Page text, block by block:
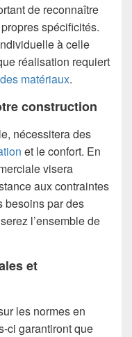
de reconnaître
spécificités.
à celle
réalisation requiert
des matériaux.
construction
nécessitera des
et le confort. En
visera
aux contraintes
besoins par des
l’ensemble de
et
les normes en
ci garantiront que